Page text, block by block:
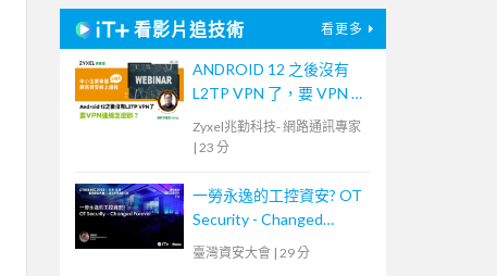
看影片追技術 看更多
ANDROID 12 之後沒有
L2TP VPN 了，要 VPN 連
線怎麼辦？
Zyxel兆勤科技- 網路通訊專家
| 23 分
一勞永逸的工控資安? OT
Security - Changed
Forever
臺灣資安大會 | 29 分